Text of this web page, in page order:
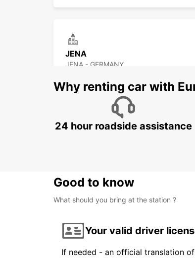
JENA
JENA - GERMANY
BAYREUTH
Why renting car with
24 hour roadside assistance
Good to know
What should you bring at the station ?
Your valid driver
If needed - an official translation